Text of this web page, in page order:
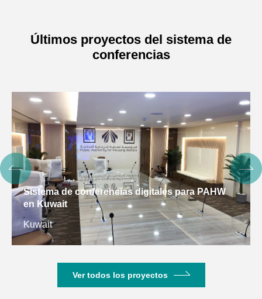
Últimos proyectos del sistema de
conferencias
Sistema de conferencias digitales para PAHW
en Kuwait
Kuwait
Ver todos los proyectos